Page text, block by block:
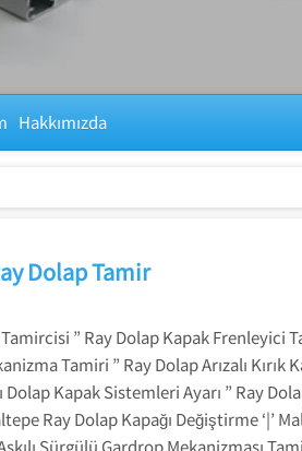
Hakkımızda
Dolap Tamir
” Ray Dolap Kapak Frenleyici
Tamiri ” Ray Dolap Arızalı
Kapak Sistemleri Ayarı ” Ray
Ray Dolap Kapağı Değiştirme ‘|’
Sürgülü Gardrop Mekanizması